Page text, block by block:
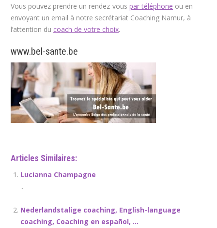
Vous pouvez prendre un rendez-vous par téléphone ou en
envoyant un email à notre secrétariat Coaching Namur, à
l’attention du coach de votre choix.
www.bel-sante.be
Articles Similaires:
Lucianna Champagne
...
Nederlandstalige coaching, English-language
coaching, Coaching en español, …